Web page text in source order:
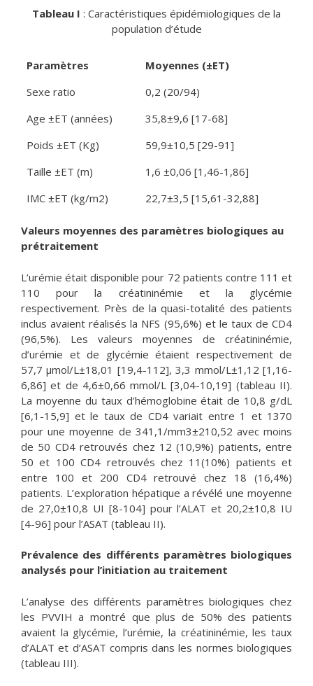
Tableau I : Caractéristiques épidémiologiques de la
population d’étude
Paramètres
Moyennes (±ET)
Sexe ratio
0,2 (20/94)
Age ±ET (années)
35,8±9,6 [17-68]
Poids ±ET (Kg)
59,9±10,5 [29-91]
Taille ±ET (m)
1,6 ±0,06 [1,46-1,86]
IMC ±ET (kg/m2)
22,7±3,5 [15,61-32,88]
Valeurs moyennes des paramètres biologiques au
prétraitement
L’urémie était disponible pour 72 patients contre 111 et
110 pour la créatininémie et la glycémie
respectivement. Près de la quasi-totalité des patients
inclus avaient réalisés la NFS (95,6%) et le taux de CD4
(96,5%). Les valeurs moyennes de créatininémie,
d’urémie et de glycémie étaient respectivement de
57,7 μmol/L±18,01 [19,4-112], 3,3 mmol/L±1,12 [1,16-
6,86] et de 4,6±0,66 mmol/L [3,04-10,19] (tableau II).
La moyenne du taux d’hémoglobine était de 10,8 g/dL
[6,1-15,9] et le taux de CD4 variait entre 1 et 1370
pour une moyenne de 341,1/mm3±210,52 avec moins
de 50 CD4 retrouvés chez 12 (10,9%) patients, entre
50 et 100 CD4 retrouvés chez 11(10%) patients et
entre 100 et 200 CD4 retrouvé chez 18 (16,4%)
patients. L’exploration hépatique a révélé une moyenne
de 27,0±10,8 UI [8-104] pour l’ALAT et 20,2±10,8 IU
[4-96] pour l’ASAT (tableau II).
Prévalence des différents paramètres biologiques
analysés pour l’initiation au traitement
L’analyse des différents paramètres biologiques chez
les PVVIH a montré que plus de 50% des patients
avaient la glycémie, l’urémie, la créatininémie, les taux
d’ALAT et d’ASAT compris dans les normes biologiques
(tableau III).